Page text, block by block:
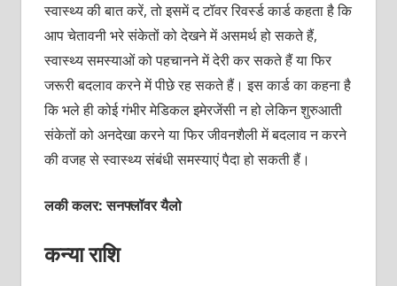
स्‍वास्‍थ्‍य की बात करें, तो इसमें द टॉवर रिवर्स्‍ड कार्ड कहता है कि
आप चेतावनी भरे संकेतों को देखने में असमर्थ हो सकते हैं,
स्‍वास्‍थ्‍य समस्‍याओं को पहचानने में देरी कर सकते हैं या फिर
जरूरी बदलाव करने में पीछे रह सकते हैं। इस कार्ड का कहना है
कि भले ही कोई गंभीर मेडिकल इमेरजेंसी न हो लेकिन शुरुआती
संकेतों को अनदेखा करने या फिर जीवनशैली में बदलाव न करने
की वजह से स्‍वास्‍थ्‍य संबंधी समस्‍याएं पैदा हो सकती हैं।
लकी कलर: सनफ्लॉवर यैलो
कन्या राशि